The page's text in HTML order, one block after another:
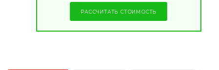
РАССЧИТАТЬ СТОИМОСТЬ